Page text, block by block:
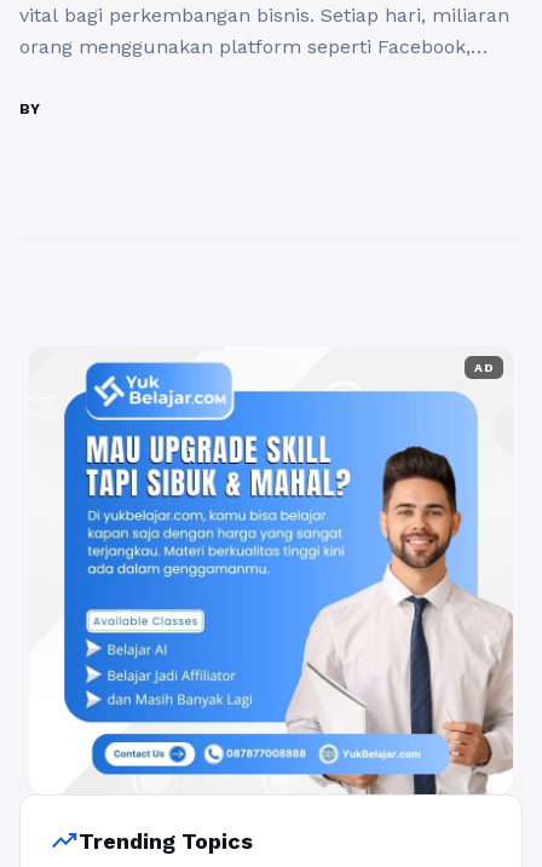
vital bagi perkembangan bisnis. Setiap hari, miliaran
orang menggunakan platform seperti Facebook,
peran pemantauan media sosial bisnis menjadi
BY
AD
trending_upTrending Topics